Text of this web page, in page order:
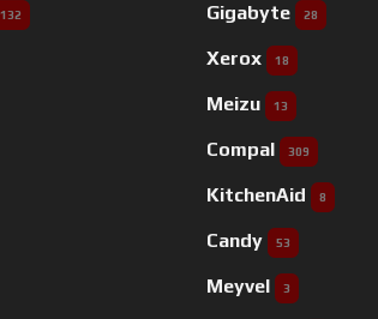
132 Gigabyte 28
Xerox 18
Meizu 13
Compal 309
KitchenAid 8
Candy 53
Meyvel 3